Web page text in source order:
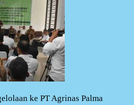
ke PT Agrinas Palma